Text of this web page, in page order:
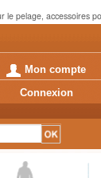
le pelage, accessoires
Mon compte
Connexion